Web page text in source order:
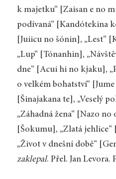
k majetku“ [Zaisan e no
podívaná“ [Kandótekina
[Juiicu no šónin], „Lest“
„Lup“ [Tónanhin],
dne“ [Acui hi no kjaku],
o velkém bohatství“
[Šinajakana te], „Veselý
„Záhadná žena“ [Nazo no
[Šokumu], „Zlatá
„Život v dnešní době“
zaklepal. Přel. Jan Levora.